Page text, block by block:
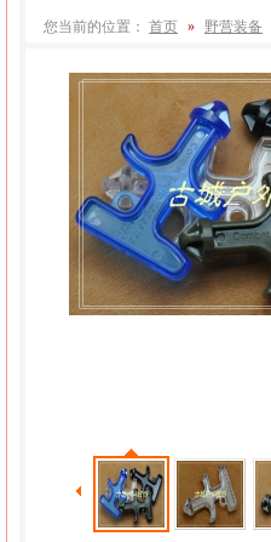
您当前的位置： 首页 » 野营装备